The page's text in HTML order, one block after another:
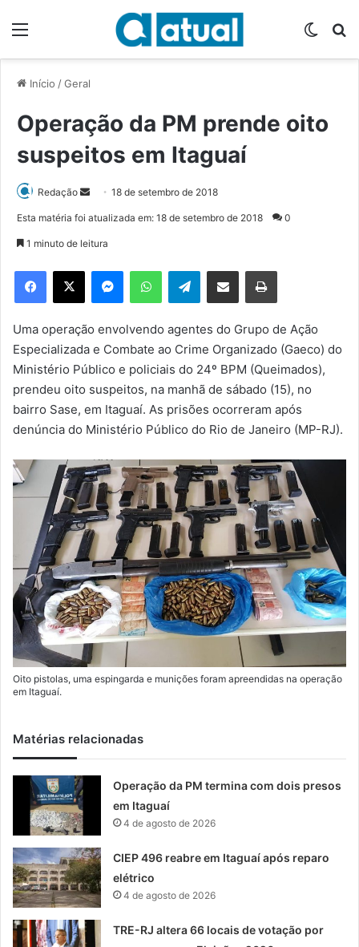
Início /Geral
Operação da PM prende oito
suspeitos em Itaguaí
Redação
d
e
m
e
-
m
a
18 de setembro de 2018
Esta matéria foi atualizada em: 18 de setembro de 2018 0
1 minuto de leitura
Telegram
Uma operação envolvendo agentes do Grupo de Ação
Especializada e Combate ao Crime Organizado (Gaeco) do
Ministério Público e policiais do 24º BPM (Queimados),
prendeu oito suspeitos, na manhã de sábado (15), no
bairro Sase, em Itaguaí. As prisões ocorreram após
denúncia do Ministério Público do Rio de Janeiro (MP-RJ).
Oito pistolas, uma espingarda e munições foram apreendidas na operação
em Itaguaí.
Matérias relacionadas
Operação da PM termina com dois presos
em Itaguaí
4 de agosto de 2026
CIEP 496 reabre em Itaguaí após reparo
elétrico
4 de agosto de 2026
TRE-RJ altera 66 locais de votação por